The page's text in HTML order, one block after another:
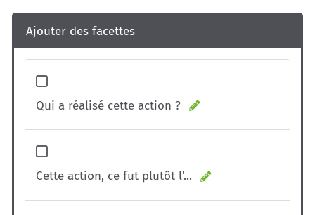
Ajouter des facettes
Qui a réalisé cette action ?
Cette action, ce fut plutôt l'...